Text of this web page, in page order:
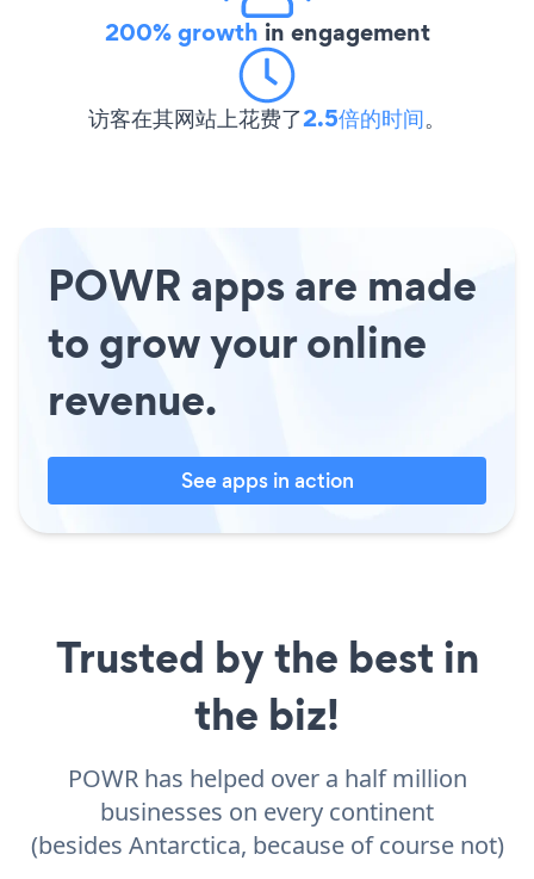
200% growth in engagement
访客在其网站上花费了2.5倍的时间。
POWR apps are made
to grow your online
revenue.
See apps in action
Trusted by the best in
the biz!
POWR has helped over a half million
businesses on every continent
(besides Antarctica, because of course not)